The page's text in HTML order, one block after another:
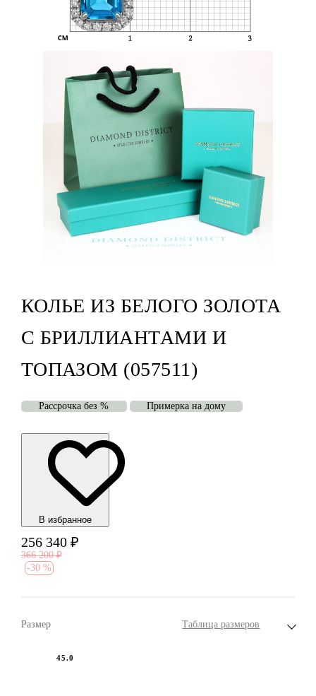
КОЛЬЕ ИЗ БЕЛОГО ЗОЛОТА
С БРИЛЛИАНТАМИ И
ТОПАЗОМ (057511)
Рассрочка без % Примерка на дому
В избранноe
256 340 ₽
366 200 ₽
-30 %
Размер Таблица размеров
45.0